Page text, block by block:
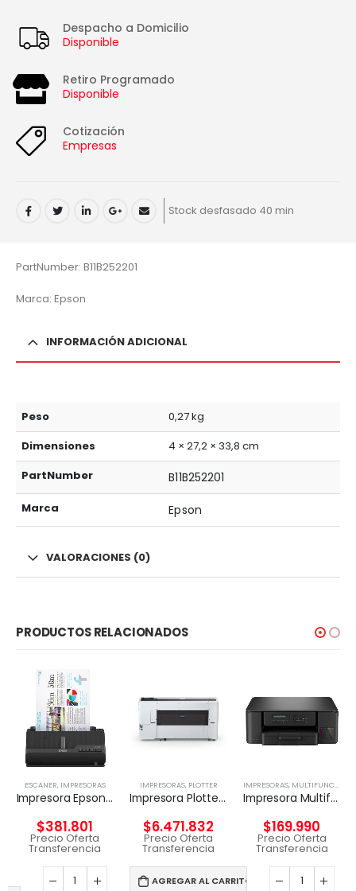
Despacho a Domicilio
Disponible
Retiro Programado
Disponible
Cotización
Empresas
Stock desfasado 40 min
PartNumber: B11B252201
Marca: Epson
INFORMACIÓN ADICIONAL
Peso
0,27 kg
Dimensiones
4 × 27,2 × 33,8 cm
PartNumber
B11B252201
Marca Epson
VALORACIONES (0)
PRODUCTOS RELACIONADOS
ESCANER, IMPRESORAS
Impresora Epson WorkForce ES-C320W
$381.801
Precio Oferta
Transferencia
IMPRESORAS, PLOTTER
Impresora Plotter EPSON – SC-T7770DR 44 PRINTER
$6.471.832
Precio Oferta
Transferencia
AGREGAR AL CARRITO
IMPRESORAS, MULTIFUNCIONAL TINTA
Impresora Multifuncional Brother DCP-T530DW
$169.990
Precio Oferta
Transferencia